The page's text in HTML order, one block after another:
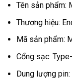
Tên sản phẩm:
Thương hiệu:
Mã sản phẩm:
Cổng sạc:
Dung lượng pin: